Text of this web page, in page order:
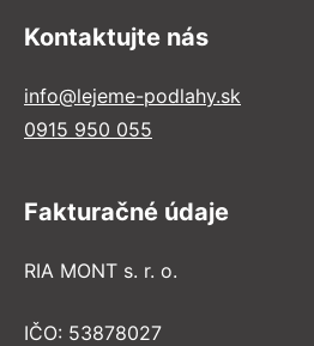
Kontaktujte nás
info@lejeme-podlahy.sk
0915 950 055
Fakturačné údaje
RIA MONT s. r. o.
IČO: 53878027